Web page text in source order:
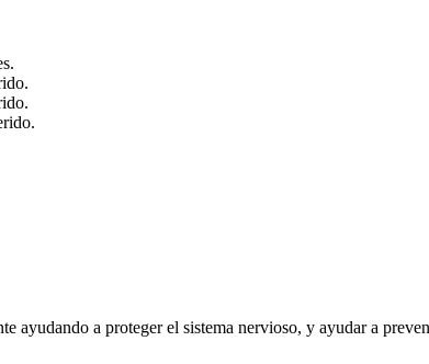
a proteger el sistema nervioso, y ayudar a